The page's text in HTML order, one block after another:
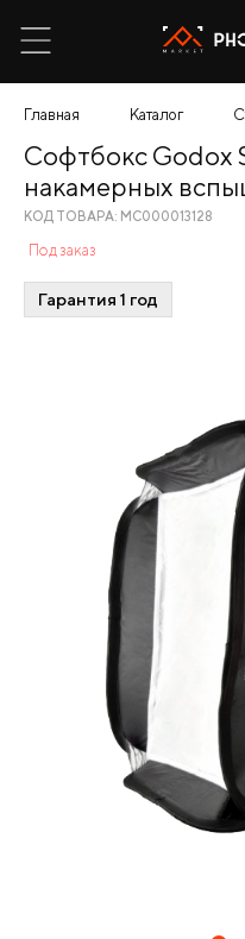
Главная Каталог
Софтбокс Godox
накамерных
КОД ТОВАРА: МС000013128
Под заказ
Гарантия 1 год